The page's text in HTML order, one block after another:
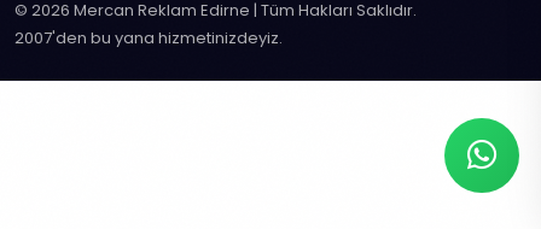
© 2026 Mercan Reklam Edirne | Tüm Hakları Saklıdır.
2007'den bu yana hizmetinizdeyiz.